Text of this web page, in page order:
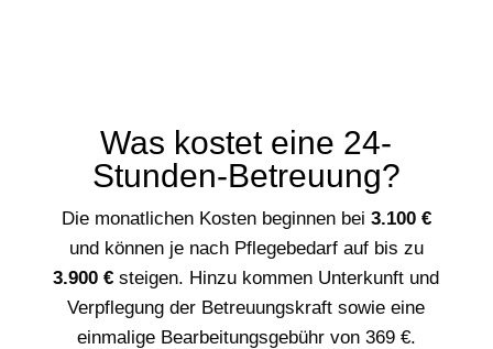
Was kostet eine 24-
Stunden-Betreuung?
Die monatlichen Kosten beginnen bei 3.100 €
und können je nach Pflegebedarf auf bis zu
3.900 € steigen. Hinzu kommen Unterkunft und
Verpflegung der Betreuungskraft sowie eine
einmalige Bearbeitungsgebühr von 369 €.